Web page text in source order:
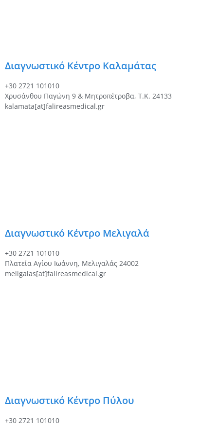
Διαγνωστικό Κέντρο Καλαμάτας
+30 2721 101010
Χρυσάνθου Παγώνη 9 & Μητροπέτροβα, Τ.Κ. 24133
kalamata[at]falireasmedical.gr
Διαγνωστικό Κέντρο Μελιγαλά
+30 2721 101010
Πλατεία Αγίου Ιωάννη, Μελιγαλάς 24002
meligalas[at]falireasmedical.gr
Διαγνωστικό Κέντρο Πύλου
+30 2721 101010